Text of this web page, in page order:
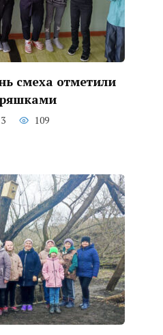
смеха отметили
109